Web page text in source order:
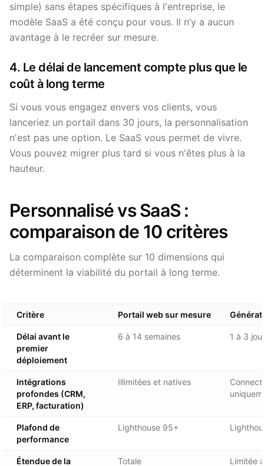
simple) sans étapes spécifiques à l'entreprise, le
modèle SaaS a été conçu pour vous. Il n’y a aucun
avantage à le recréer sur mesure.
4. Le délai de lancement compte plus que le
coût à long terme
Si vous vous engagez envers vos clients, vous
lanceriez un portail dans 30 jours, la personnalisation
n'est pas une option. Le SaaS vous permet de vivre.
Vous pouvez migrer plus tard si vous n'êtes plus à la
hauteur.
Personnalisé vs SaaS :
comparaison de 10 critères
La comparaison complète sur 10 dimensions qui
déterminent la viabilité du portail à long terme.
Critère Portail web sur mesure
Délai avant le
premier
déploiement
6 à 14 semaines 1 à 3
Intégrations
profondes (CRM,
ERP, facturation)
Illimitées et natives
Plafond de
performance
Lighthouse 95+
Étendue de la Totale Limitée